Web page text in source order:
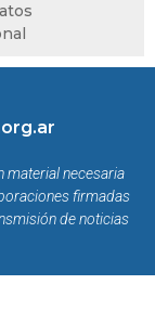
material necesaria
firmadas
de noticias